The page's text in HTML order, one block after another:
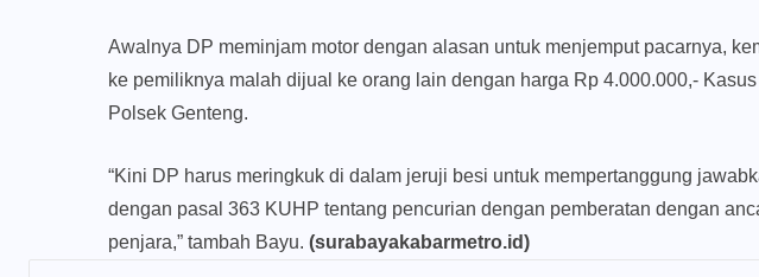
Awalnya DP meminjam motor dengan alasan untuk menjemput pacarnya,
ke pemiliknya malah dijual ke orang lain dengan harga Rp 4.000.000,-
Polsek Genteng.
“Kini DP harus meringkuk di dalam jeruji besi untuk mempertanggung
dengan pasal 363 KUHP tentang pencurian dengan pemberatan dengan
penjara,” tambah Bayu. (surabayakabarmetro.id)